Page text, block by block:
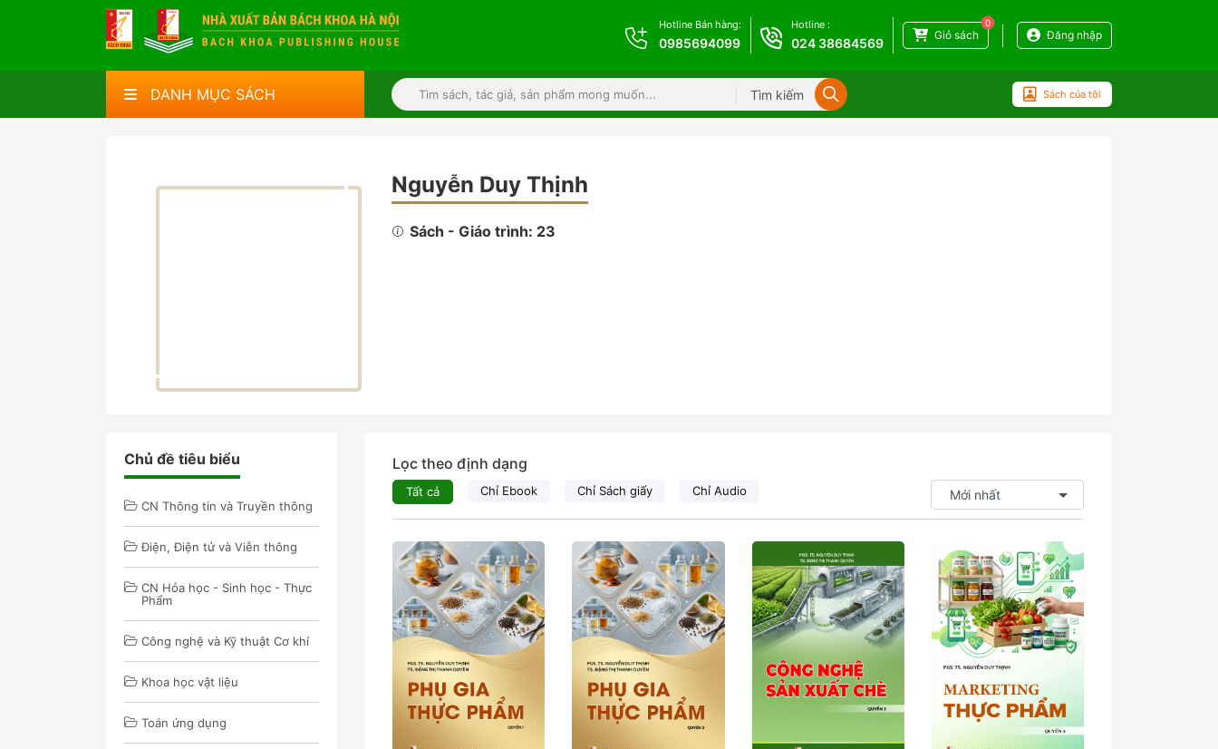
Hotline Bán hàng:
0985694099
Hotline :
024 38684569
0
Giỏ sách Đăng nhập
DANH MỤC SÁCH Tìm kiếm Sách của tôi
Nguyễn Duy Thịnh
Sách - Giáo trình: 23
Chủ đề tiêu biểu
CN Thông tin và Truyền thông
Điện, Điện tử và Viễn thông
CN Hóa học - Sinh học - Thực
Phẩm
Công nghệ và Kỹ thuật Cơ khí
Khoa học vật liệu
Toán ứng dụng
Lọc theo định dạng
Tất cả Chỉ Ebook Chỉ Sách giấy Chỉ Audio